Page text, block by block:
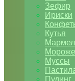
Зефир
Ириски
Кутья
Муссы
Пудинг